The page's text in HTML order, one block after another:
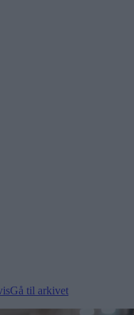
Gå til arkivet